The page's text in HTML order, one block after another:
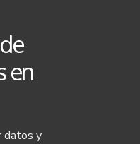
en
datos y